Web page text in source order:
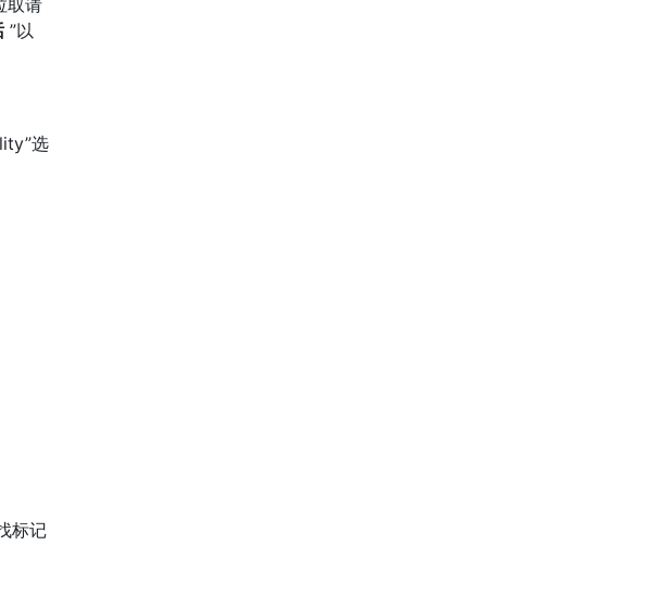
取请
”以
选
标记